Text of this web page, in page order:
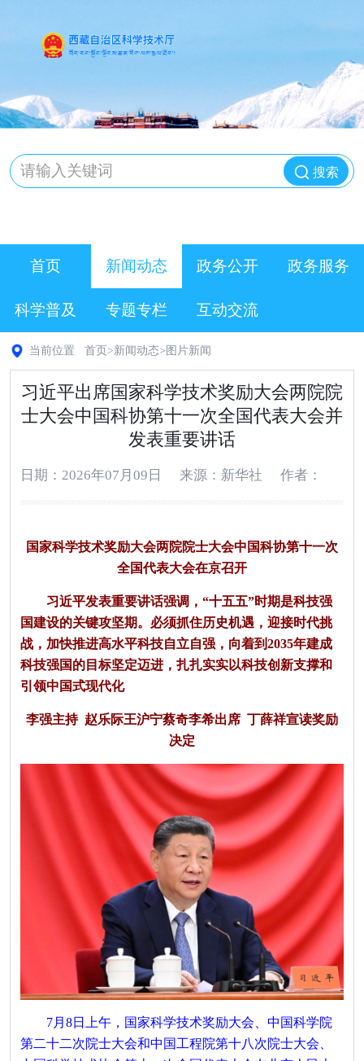
搜索
首页 新闻动态 政务公开 政务服务
科学普及 专题专栏 互动交流
当前位置 首页 >新闻动态> 图片新闻
习近平出席国家科学技术奖励大会两院院
士大会中国科协第十一次全国代表大会并
发表重要讲话
日期：2026年07月09日 来源：新华社 作者：
国家科学技术奖励大会两院院士大会中国科协第十一次
全国代表大会在京召开
习近平发表重要讲话强调，“十五五”时期是科技强
国建设的关键攻坚期。必须抓住历史机遇，迎接时代挑
战，加快推进高水平科技自立自强，向着到2035年建成
科技强国的目标坚定迈进，扎扎实实以科技创新支撑和
引领中国式现代化
李强主持 赵乐际王沪宁蔡奇李希出席 丁薛祥宣读奖励
决定
7月8日上午，国家科学技术奖励大会、中国科学院
第二十二次院士大会和中国工程院第十八次院士大会、